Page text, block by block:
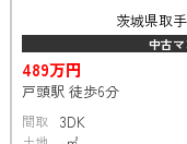
茨城県取
中古
489万円
戸頭駅 徒歩6分
間取 3DK